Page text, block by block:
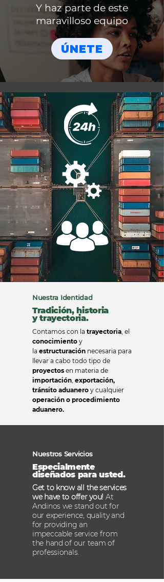
Y haz parte de este
maravilloso equipo
ÚNETE
Nuestra Identidad
Tradición, historia
y trayectoria.
Contamos con la trayectoria, el
conocimiento y
la estructuración necesaria para
llevar a cabo todo tipo de
proyectos en materia de
importación, exportación,
tránsito aduanero y cualquier
operación o procedimiento
aduanero.
Nuestros Servicios
Especialmente
diseñados para usted.
Get to know all the services
we have to offer you! At
Andinos we stand out for
our experience, quality and
for providing an
impeccable service from
the hand of our team of
professionals.